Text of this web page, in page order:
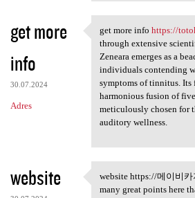
get more
info
30.07.2024
Adres
get more info
get more info https://
through extensive
Zeneara emerges as a
individuals contending
symptoms of tinnitus. Its
harmonious fusion of
meticulously chosen for
auditory wellness.
website website https://메
website https://메이비카
many great points here